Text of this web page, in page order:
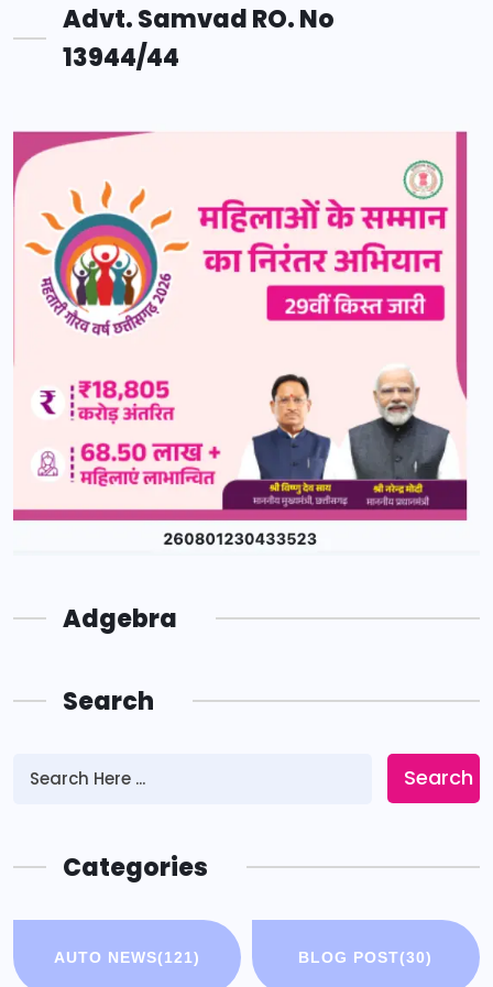
Advt. Samvad RO. No
13944/44
Adgebra
Search
Search
Categories
AUTO NEWS(121) BLOG POST(30)